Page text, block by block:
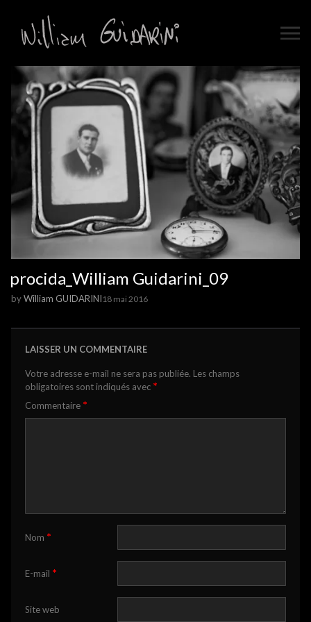
procida_William Guidarini_09
byWilliam GUIDARINI 18 mai 2016
LAISSER UN COMMENTAIRE
Votre adresse e-mail ne sera pas publiée. Les champs
obligatoires sont indiqués avec *
Commentaire *
Nom *
E-mail *
Site web